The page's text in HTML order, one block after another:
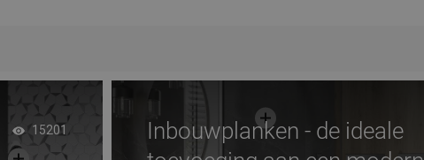
15201
Inbouwplanken - de ideale